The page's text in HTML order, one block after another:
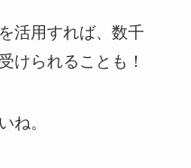
活用すれば、数千
けられることも！
ね。